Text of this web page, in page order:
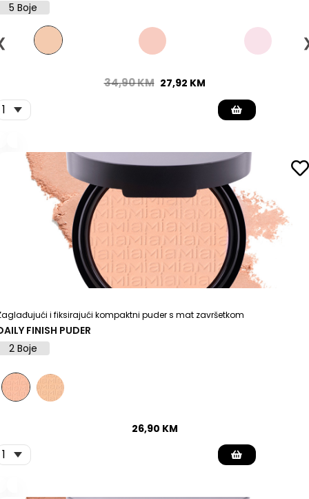
5 Boje
34,90KM 27,92 KM
i fiksirajući kompaktni puder s mat završetkom
FINISH PUDER
2 Boje
26,90 KM